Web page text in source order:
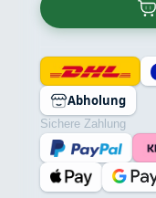
Abholung
Sichere Zahlung